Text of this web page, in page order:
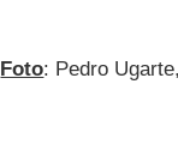
Foto: Pedro